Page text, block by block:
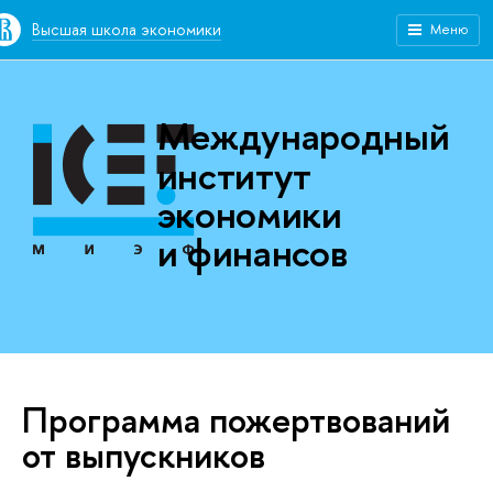
Высшая школа экономики Меню
Международный
институт
экономики
и финансов
Программа пожертвований
от выпускников